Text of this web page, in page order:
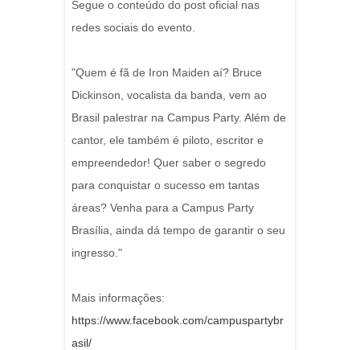
Segue o conteúdo do post oficial nas
redes sociais do evento.
"Quem é fã de Iron Maiden aí? Bruce
Dickinson, vocalista da banda, vem ao
Brasil palestrar na Campus Party. Além de
cantor, ele também é piloto, escritor e
empreendedor! Quer saber o segredo
para conquistar o sucesso em tantas
áreas? Venha para a Campus Party
Brasília, ainda dá tempo de garantir o seu
ingresso."
Mais informações:
https://www.facebook.com/campuspartybr
asil/